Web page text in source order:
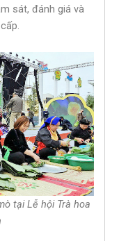
sát, đánh giá và
tại Lễ hội Trà hoa